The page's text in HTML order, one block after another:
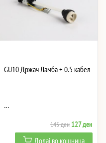
GU10 Држач Ламба + 0.5 кабел
…
145ден Original
price
127ден
price
Додај во кошница